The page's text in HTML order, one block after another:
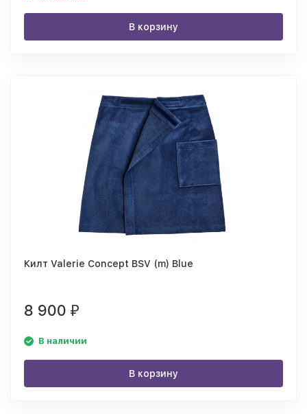
В корзину
Килт Valerie Concept BSV (m) Blue
8 900 ₽
В наличии
В корзину